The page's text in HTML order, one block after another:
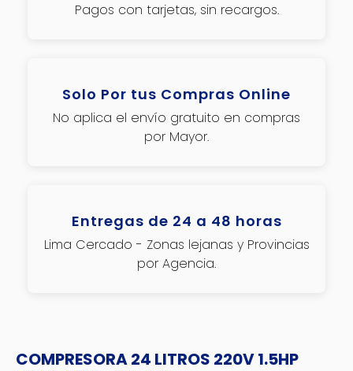
Pagos con tarjetas, sin recargos.
Solo Por tus Compras Online
No aplica el envío gratuito en compras
por Mayor.
Entregas de 24 a 48 horas
Lima Cercado - Zonas lejanas y Provincias
por Agencia.
COMPRESORA 24 LITROS 220V 1.5HP